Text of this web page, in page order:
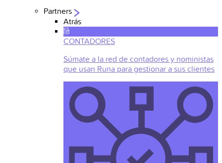
Partners
Atrás
CONTADORES
Súmate a la red de contadores y noministas
que usan Runa para gestionar a sus clientes